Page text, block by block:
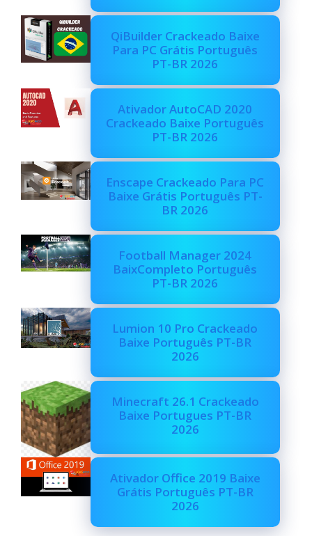
QiBuilder Crackeado Baixe
Para PC Grátis Português
PT-BR 2026
Ativador AutoCAD 2020
Crackeado Baixe Português
PT-BR 2026
Enscape Crackeado Para PC
Baixe Grátis Português PT-
BR 2026
Football Manager 2024
BaixCompleto Português
PT-BR 2026
Lumion 10 Pro Crackeado
Baixe Português PT-BR
2026
Minecraft 26.1 Crackeado
Baixe Portugues PT-BR
2026
Ativador Office 2019 Baixe
Grátis Português PT-BR
2026